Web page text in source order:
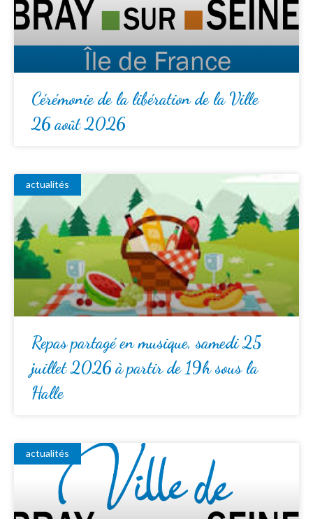
Cérémonie de la libération de la Ville
26 août 2026
actualités
Repas partagé en musique, samedi 25
juillet 2026 à partir de 19h sous la
Halle
actualités